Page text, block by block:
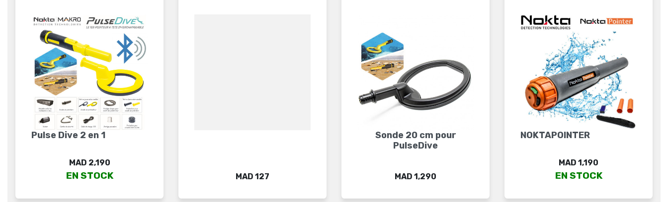
Pulse Dive 2 en 1
Price
MAD 2,190
EN STOCK Price
MAD 127
Sonde 20 cm pour
PulseDive
Price
MAD 1,290
NOKTAPOINTER
Price
MAD 1,190
EN STOCK